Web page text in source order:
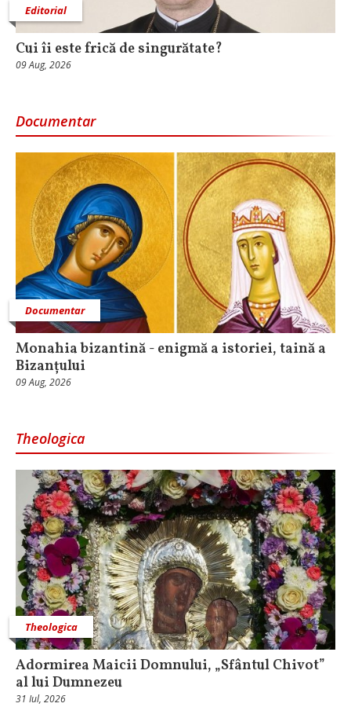
Editorial
Cui îi este frică de singurătate?
09 Aug, 2026
Documentar
Documentar
Monahia bizantină - enigmă a istoriei, taină a
Bizanțului
09 Aug, 2026
Theologica
Theologica
Adormirea Maicii Domnului, „Sfântul Chivot”
al lui Dumnezeu
31 Iul, 2026